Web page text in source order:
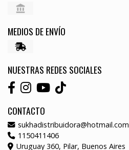
MEDIOS DE ENVÍO
NUESTRAS REDES SOCIALES
CONTACTO
sukhadistribuidora@hotmail.com
1150411406
Uruguay 360, Pilar, Buenos Aires